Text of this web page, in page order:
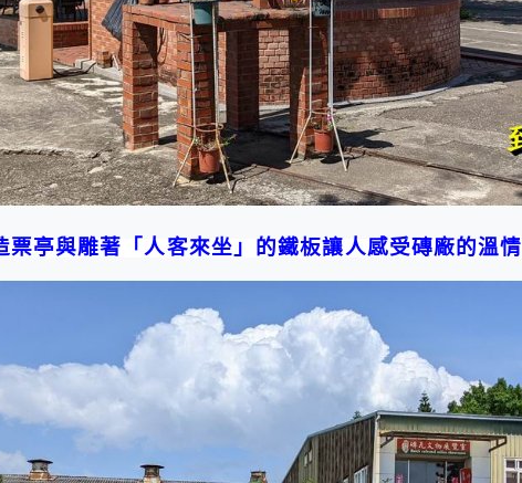
票亭與雕著「人客來坐」的鐵板讓人感受磚廠的溫情